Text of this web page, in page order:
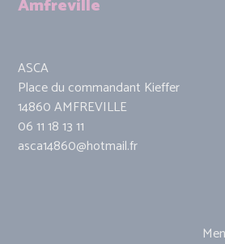
Amfreville
ASCA
Place du commandant Kieffer
14860 AMFREVILLE
06 11 18 13 11
asca14860@hotmail.fr